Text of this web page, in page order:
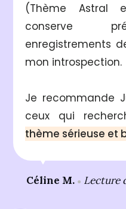
(Thème Astral
conserve
enregistrements
mon introspection.
Je recommande
ceux qui
thème sérieuse et
Céline M. ● Lecture